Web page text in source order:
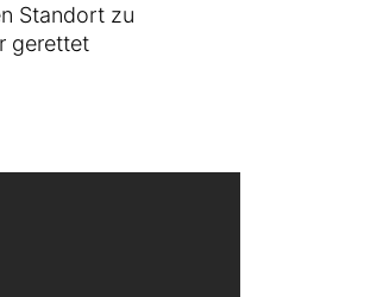
Standort zu
gerettet